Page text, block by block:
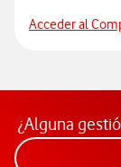
Acceder al
¿Alguna